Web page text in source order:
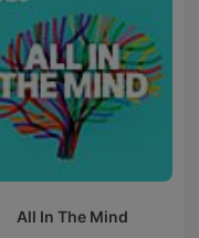
All In The Mind